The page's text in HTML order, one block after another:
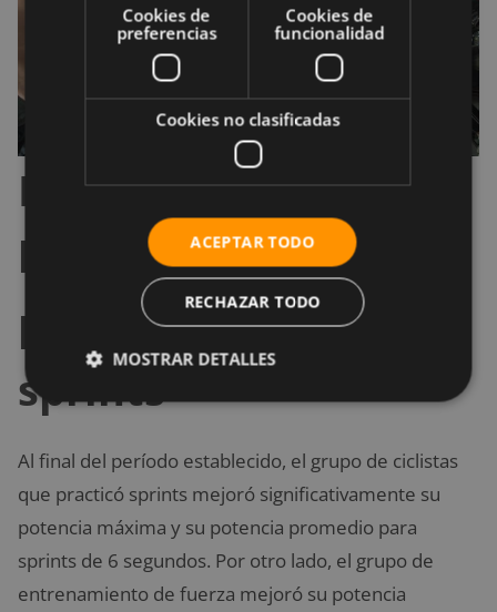
Efectividad de la
bicicleta estática
para mejorar en
sprints
Al final del período establecido, el grupo de ciclistas
que practicó sprints mejoró significativamente su
potencia máxima y su potencia promedio para
sprints de 6 segundos. Por otro lado, el grupo de
entrenamiento de fuerza mejoró su potencia
Cookies de
preferencias
Cookies de
funcionalidad
Cookies no clasificadas
ACEPTAR TODO
RECHAZAR TODO
MOSTRAR DETALLES